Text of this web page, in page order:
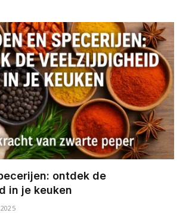
ontdek de
in je keuken